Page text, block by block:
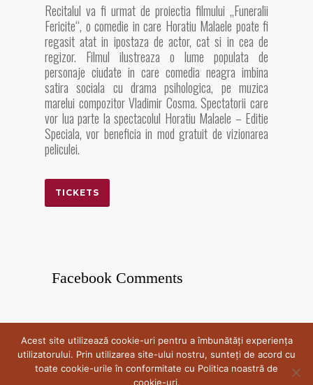
Recitalul va fi urmat de proiectia filmului „Funeralii
Fericite“, o comedie in care Horatiu Malaele poate fi
regasit atat in ipostaza de actor, cat si in cea de
regizor. Filmul ilustreaza o lume populata de
personaje ciudate in care comedia neagra imbina
satira sociala cu drama psihologica, pe muzica
marelui compozitor Vladimir Cosma. Spectatorii care
vor lua parte la spectacolul Horatiu Malaele – Editie
Speciala, vor beneficia in mod gratuit de vizionarea
peliculei.
TICKETS
Facebook Comments
© 2026 Spectaculis. Crafted by CRdesign
Acest site utilizează cookie-uri pentru a îmbunătăți experiența
utilizatorului. Prin utilizarea site-ului nostru, sunteți de acord cu
toate cookie-urile în conformitate cu Politica noastră de
cookie-uri.